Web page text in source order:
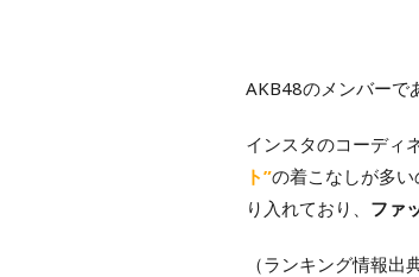
AKB48のメンバーで
インスタのコーディ
ト”の着こなしが多
り入れており、 ファ
（ランキング情報出